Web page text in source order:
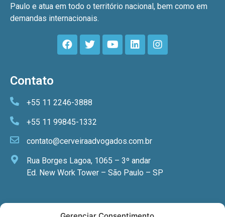
Paulo e atua em todo o território nacional, bem como em
demandas internacionais.
Contato
+55 11 2246-3888
+55 11 99845-1332
contato@cerveiraadvogados.com.br
Rua Borges Lagoa, 1065 – 3º andar
Ed. New Work Tower – São Paulo – SP
Newsletter